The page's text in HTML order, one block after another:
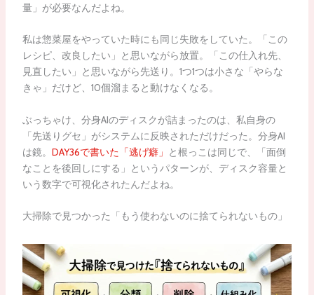
量」が必要なんだよね。
私は惣菜屋をやっていた時にも同じ失敗をしていた。「この
レシピ、改良したい」と思いながら放置。「この仕入れ先、
見直したい」と思いながら先送り。1つ1つは小さな「やらな
きゃ」だけど、10個溜まると動けなくなる。
ぶっちゃけ、分身AIのディスクが詰まったのは、私自身の
「先送りグセ」がシステムに反映されただけだった。分身AI
は鏡。 DAY36で書いた「逃げ癖」 と根っこは同じで、「面倒
なことを後回しにする」というパターンが、ディスク容量と
いう数字で可視化されたんだよね。
大掃除で見つかった「もう使わないのに捨てられないもの」